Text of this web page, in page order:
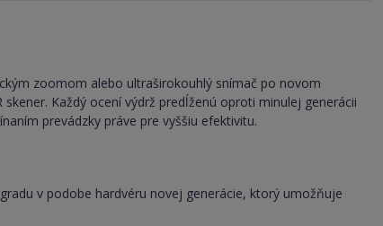
zoomom alebo ultraširokouhlý snímač po novom
Každý ocení výdrž predĺženú oproti minulej generácii
prevádzky práve pre vyššiu efektivitu.
v podobe hardvéru novej generácie, ktorý umožňuje